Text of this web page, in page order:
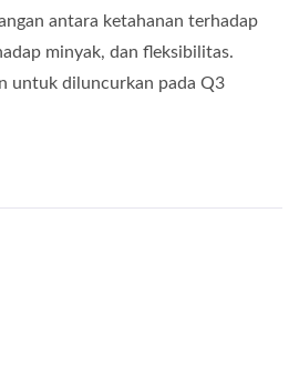
antara ketahanan terhadap
minyak, dan fleksibilitas.
untuk diluncurkan pada Q3